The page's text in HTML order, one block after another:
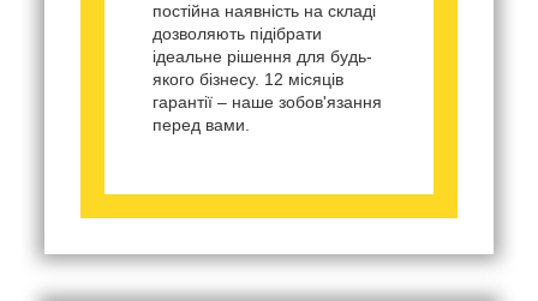
постійна наявність на складі
дозволяють підібрати
ідеальне рішення для будь-
якого бізнесу. 12 місяців
гарантії – наше зобов'язання
перед вами.